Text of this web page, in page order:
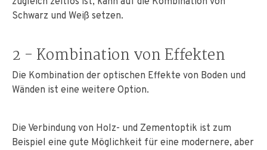
Schwarz und Weiß setzen.
2 - Kombination von Effekten
Die Kombination der optischen Effekte von Boden und
Wänden ist eine weitere Option.
Die Verbindung von Holz- und Zementoptik ist zum
Beispiel eine gute Möglichkeit für eine modernere, aber